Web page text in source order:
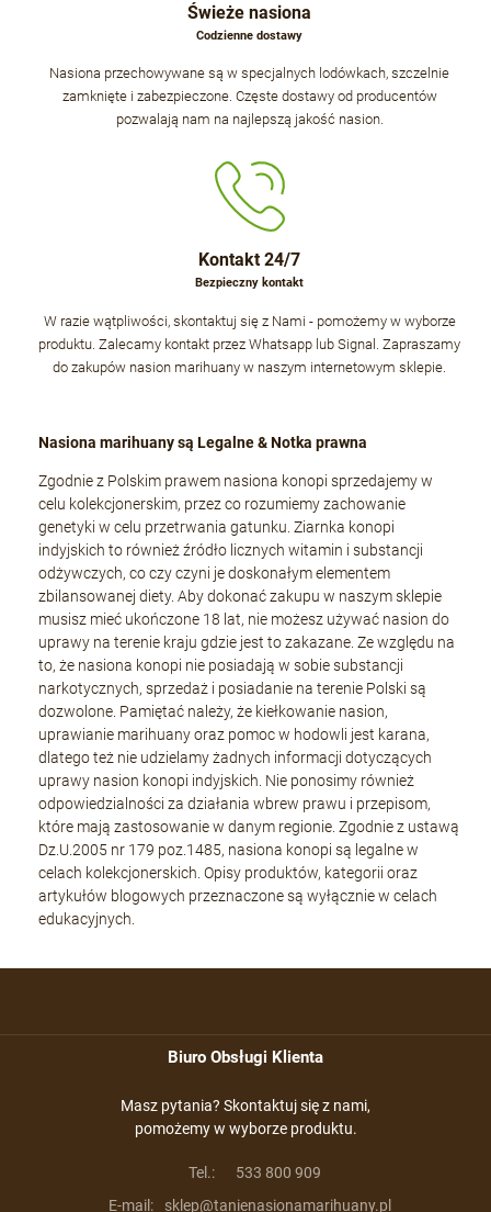
Świeże nasiona
Codzienne dostawy
Nasiona przechowywane są w specjalnych lodówkach, szczelnie
zamknięte i zabezpieczone. Częste dostawy od producentów
pozwalają nam na najlepszą jakość nasion.
Kontakt 24/7
Bezpieczny kontakt
W razie wątpliwości, skontaktuj się z Nami - pomożemy w wyborze
produktu. Zalecamy kontakt przez Whatsapp lub Signal. Zapraszamy
do zakupów nasion marihuany w naszym internetowym sklepie.
Nasiona marihuany są Legalne & Notka prawna
Zgodnie z Polskim prawem nasiona konopi sprzedajemy w
celu kolekcjonerskim, przez co rozumiemy zachowanie
genetyki w celu przetrwania gatunku. Ziarnka konopi
indyjskich to również źródło licznych witamin i substancji
odżywczych, co czy czyni je doskonałym elementem
zbilansowanej diety. Aby dokonać zakupu w naszym sklepie
musisz mieć ukończone 18 lat, nie możesz używać nasion do
uprawy na terenie kraju gdzie jest to zakazane. Ze względu na
to, że nasiona konopi nie posiadają w sobie substancji
narkotycznych, sprzedaż i posiadanie na terenie Polski są
dozwolone. Pamiętać należy, że kiełkowanie nasion,
uprawianie marihuany oraz pomoc w hodowli jest karana,
dlatego też nie udzielamy żadnych informacji dotyczących
uprawy nasion konopi indyjskich. Nie ponosimy również
odpowiedzialności za działania wbrew prawu i przepisom,
które mają zastosowanie w danym regionie. Zgodnie z ustawą
Dz.U.2005 nr 179 poz.1485, nasiona konopi są legalne w
celach kolekcjonerskich. Opisy produktów, kategorii oraz
artykułów blogowych przeznaczone są wyłącznie w celach
edukacyjnych.
Biuro Obsługi Klienta
Masz pytania? Skontaktuj się z nami,
pomożemy w wyborze produktu.
Tel.:
533 800 909
E-mail:
sklep@tanienasionamarihuany.pl